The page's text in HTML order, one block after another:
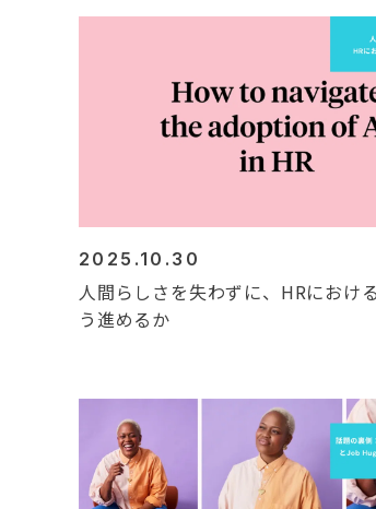
2025.10.30
人間らしさを失わずに、HRにおけ
う進めるか